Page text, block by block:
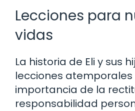
Lecciones para
vidas
La historia de Eli y sus
lecciones atemporales
importancia de la
responsabilidad